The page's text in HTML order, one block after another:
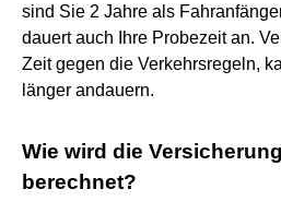
sind Sie 2 Jahre als
dauert auch Ihre Probezeit an.
Zeit gegen die Verkehrsregeln,
länger andauern.
Wie wird die
berechnet?